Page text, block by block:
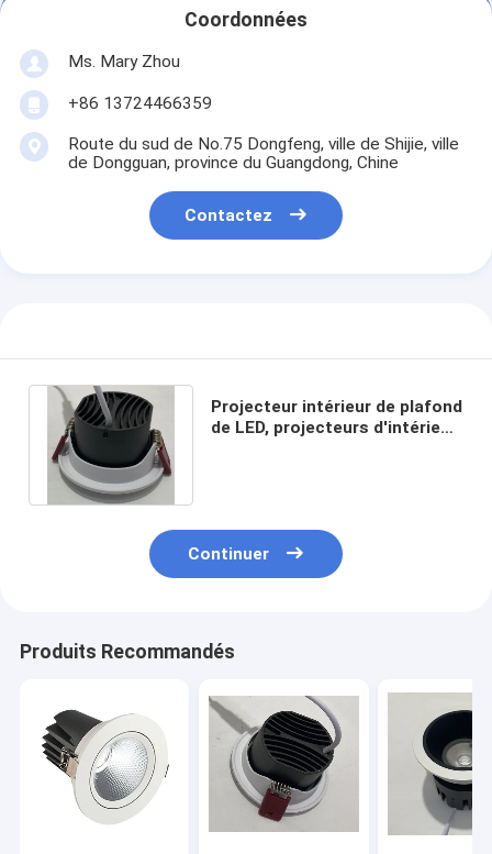
Coordonnées
Ms. Mary Zhou
+86 13724466359
Route du sud de No.75 Dongfeng, ville de Shijie, ville
de Dongguan, province du Guangdong, Chine
Contactez
Projecteur intérieur de plafond
de LED, projecteurs d'intérieur
Continuer
Produits Recommandés